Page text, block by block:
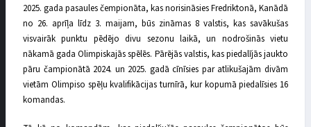
2025. gada pasaules čempionāta, kas norisināsies Fredriktonā, Kanādā
no 26. aprīļa līdz 3. maijam, būs zināmas 8 valstis, kas savākušas
visvairāk punktu pēdējo divu sezonu laikā, un nodrošinās vietu
nākamā gada Olimpiskajās spēlēs. Pārējās valstis, kas piedalījās jaukto
pāru čampionātā 2024. un 2025. gadā cīnīsies par atlikušajām divām
vietām Olimpiso spēļu kvalifikācijas turnīrā, kur kopumā piedalīsies 16
komandas.